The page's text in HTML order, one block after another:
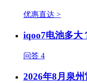
优惠直达 >
iqoo7电池多大
问答 4
2026年8月泉